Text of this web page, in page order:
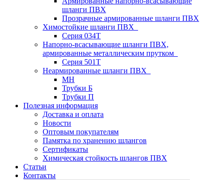
шланги ПВХ
Прозрачные армированные шланги ПВХ
Химостойкие шланги ПВХ
Серия 034Т
Напорно-всасывающие шланги ПВХ,
армированные металлическим прутком
Серия 501T
Неармированные шланги ПВХ
МН
Трубки Б
Трубки П
Полезная информация
Доставка и оплата
Новости
Оптовым покупателям
Памятка по хранению шлангов
Сертификаты
Химическая стойкость шлангов ПВХ
Статьи
Контакты